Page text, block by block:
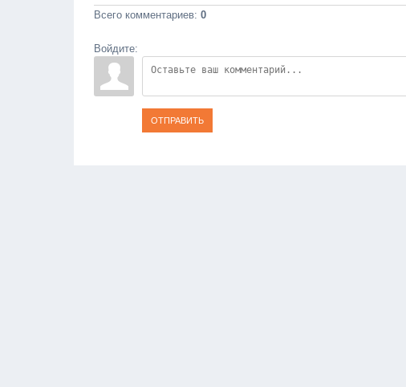
Всего комментариев: 0
Войдите:
ОТПРАВИТЬ